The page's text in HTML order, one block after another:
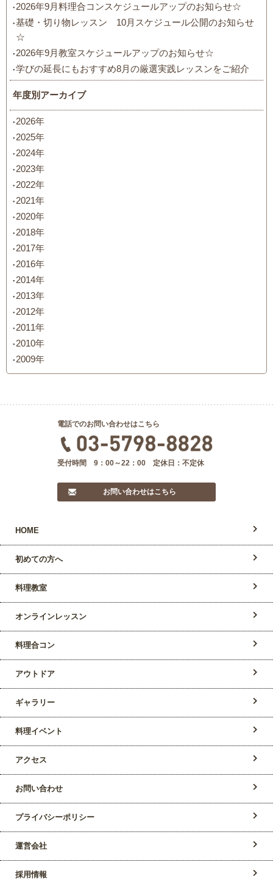
2026年9月料理合コンスケジュールアップのお知らせ☆
基礎・切り物レッスン 10月スケジュール公開のお知らせ
☆
2026年9月教室スケジュールアップのお知らせ☆
学びの延長にもおすすめ8月の厳選実践レッスンをご紹介
年度別アーカイブ
2026年
2025年
2024年
2023年
2022年
2021年
2020年
2018年
2017年
2016年
2014年
2013年
2012年
2011年
2010年
2009年
電話でのお問い合わせはこちら
受付時間 9：00～22：00 定休日：不定休
お問い合わせはこちら
HOME
初めての方へ
料理教室
オンラインレッスン
料理合コン
アウトドア
ギャラリー
料理イベント
アクセス
お問い合わせ
プライバシーポリシー
運営会社
採用情報